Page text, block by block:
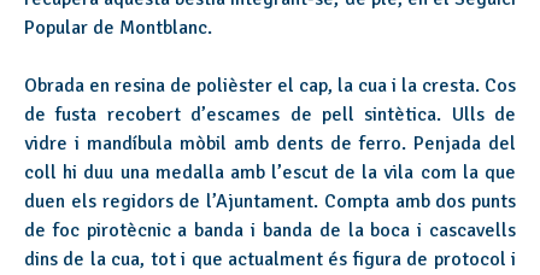
Popular de Montblanc.
Obrada en resina de polièster el cap, la cua i la cresta. Cos
de fusta recobert d’escames de pell sintètica. Ulls de
vidre i mandíbula mòbil amb dents de ferro. Penjada del
coll hi duu una medalla amb l’escut de la vila com la que
duen els regidors de l’Ajuntament. Compta amb dos punts
de foc pirotècnic a banda i banda de la boca i cascavells
dins de la cua, tot i que actualment és figura de protocol i